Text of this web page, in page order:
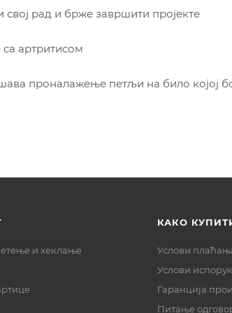
свој рад и брже завршити пројекте
артритисом
проналажење петљи на било којој
и хеклање
КАКО
Услови
Услови
Гаранција
Питање